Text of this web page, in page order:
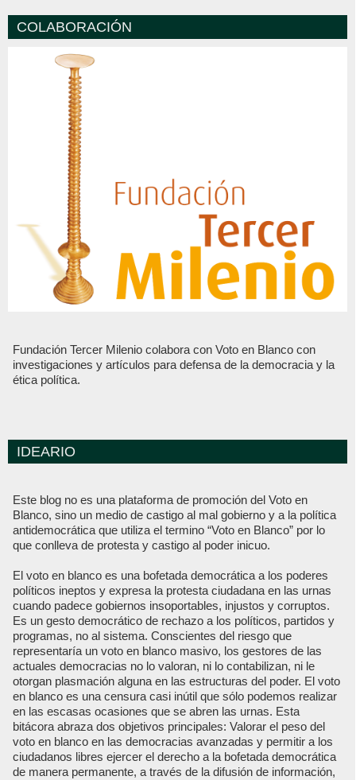
COLABORACIÓN
Fundación Tercer Milenio colabora con Voto en Blanco con
investigaciones y artículos para defensa de la democracia y la
ética política.
IDEARIO
Este blog no es una plataforma de promoción del Voto en
Blanco, sino un medio de castigo al mal gobierno y a la política
antidemocrática que utiliza el termino “Voto en Blanco” por lo
que conlleva de protesta y castigo al poder inicuo.
El voto en blanco es una bofetada democrática a los poderes
políticos ineptos y expresa la protesta ciudadana en las urnas
cuando padece gobiernos insoportables, injustos y corruptos.
Es un gesto democrático de rechazo a los políticos, partidos y
programas, no al sistema. Conscientes del riesgo que
representaría un voto en blanco masivo, los gestores de las
actuales democracias no lo valoran, ni lo contabilizan, ni le
otorgan plasmación alguna en las estructuras del poder. El voto
en blanco es una censura casi inútil que sólo podemos realizar
en las escasas ocasiones que se abren las urnas. Esta
bitácora abraza dos objetivos principales: Valorar el peso del
voto en blanco en las democracias avanzadas y permitir a los
ciudadanos libres ejercer el derecho a la bofetada democrática
de manera permanente, a través de la difusión de información,